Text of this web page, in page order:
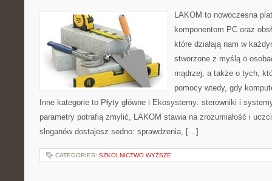
LAKOM to nowoczesna
komponentom PC oraz
które działają nam w
stworzone z myślą o
mądrzej, a także o tych,
pomocy wtedy, gdy
Inne kategorie to Płyty główne i Ekosystemy: sterowniki i
parametry potrafią zmylić, LAKOM stawia na zrozumiałość i
sloganów dostajesz sedno: sprawdzenia, […]
CATEGORIES: SZKOLNICTWO WYŻSZE